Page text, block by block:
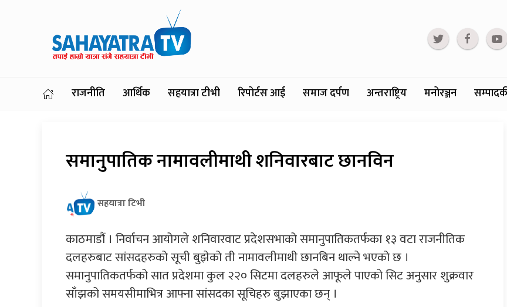
राजनीति आर्थिक सहयात्रा टीभी रिपोर्टस आई समाज दर्पण अन्तराष्ट्रिय मनोरञ्जन
समानुपातिक नामावलीमाथी शनिवारबाट छानविन
सहयात्रा टिभी
काठमाडौं । निर्वाचन आयोगले शनिवारवाट प्रदेशसभाको समानुपातिकतर्फका १३ वटा राजनीतिक
दलहरुबाट सांसदहरुको सूची बुझेको ती नामावलीमाथी छानबिन थाल्ने भएको छ ।
समानुपातिकतर्फको सात प्रदेशमा कुल २२० सिटमा दलहरुले आफूले पाएको सिट अनुसार शुक्रवार
साँझको समयसीमाभित्र आफ्ना सांसदका सूचिहरु बुझाएका छन् ।